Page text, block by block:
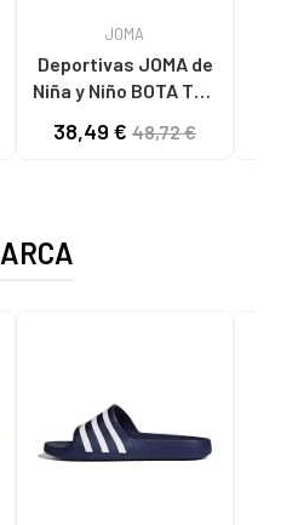
JOMA
Deportivas JOMA de
Niña y Niño BOTA TOP
COLORES
38,49 € 48,72 €